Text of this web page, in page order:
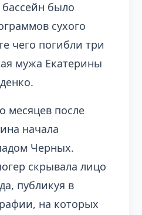
было
сухого
чего погибли три
мужа Екатерины
месяцев после
начала
Черных.
скрывала лицо
публикуя в
на которых